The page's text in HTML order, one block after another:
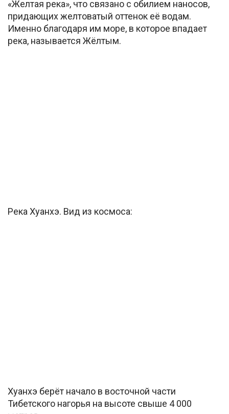
«Желтая река», что связано с обилием наносов,
придающих желтоватый оттенок её водам.
Именно благодаря им море, в которое впадает
река, называется Жёлтым.
Река Хуанхэ. Вид из космоса:
Хуанхэ берёт начало в восточной части
Тибетского нагорья на высоте свыше 4 000